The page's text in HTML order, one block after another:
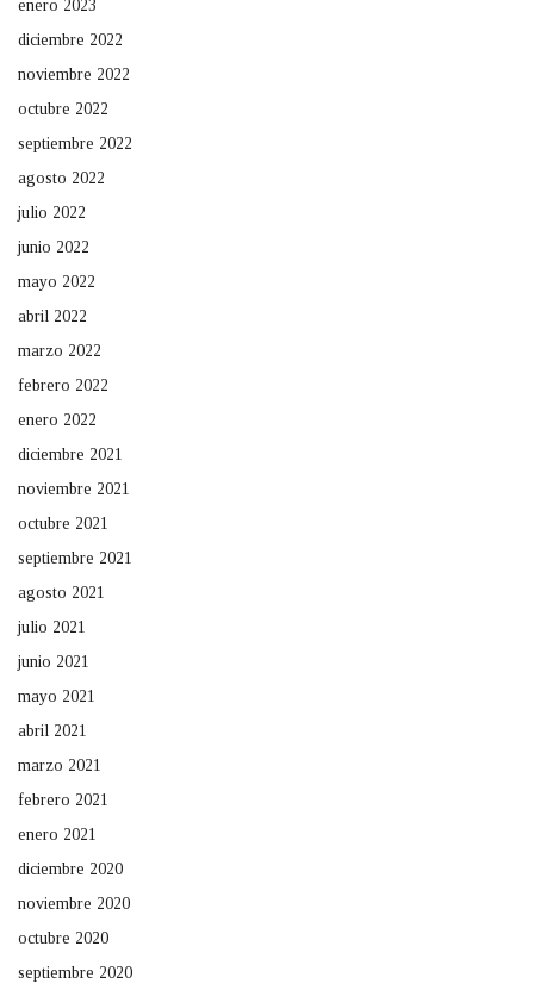
enero 2023
diciembre 2022
noviembre 2022
octubre 2022
septiembre 2022
agosto 2022
julio 2022
junio 2022
mayo 2022
abril 2022
marzo 2022
febrero 2022
enero 2022
diciembre 2021
noviembre 2021
octubre 2021
septiembre 2021
agosto 2021
julio 2021
junio 2021
mayo 2021
abril 2021
marzo 2021
febrero 2021
enero 2021
diciembre 2020
noviembre 2020
octubre 2020
septiembre 2020